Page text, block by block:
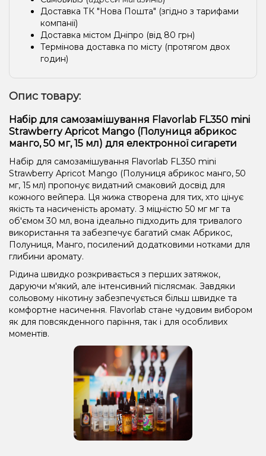
Доставка ТК "Нова Пошта" (згідно з тарифами
компанії)
Доставка містом Дніпро (від 80 грн)
Термінова доставка по місту (протягом двох
годин)
Опис товару:
Набір для самозамішування Flavorlab FL350 mini
Strawberry Apricot Mango (Полуниця абрикос
манго, 50 мг, 15 мл) для електронної сигарети
Набір для самозамішування Flavorlab FL350 mini
Strawberry Apricot Mango (Полуниця абрикос манго, 50
мг, 15 мл) пропонує видатний смаковий досвід для
кожного вейпера. Ця жижа створена для тих, хто цінує
якість та насиченість аромату. З міцністю 50 мг мг та
об'ємом 30 мл, вона ідеально підходить для тривалого
використання та забезпечує багатий смак Абрикос,
Полуниця, Манго, посилений додатковими нотками для
глибини аромату.
Рідина швидко розкривається з перших затяжок,
даруючи м'який, але інтенсивний післясмак. Завдяки
сольовому нікотину забезпечується більш швидке та
комфортне насичення. Flavorlab стане чудовим вибором
як для повсякденного паріння, так і для особливих
моментів.